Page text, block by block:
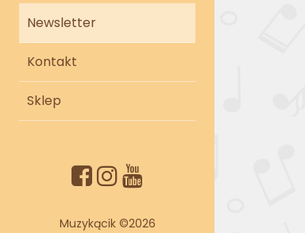
Newsletter
Kontakt
Sklep
Muzykącik ©2026